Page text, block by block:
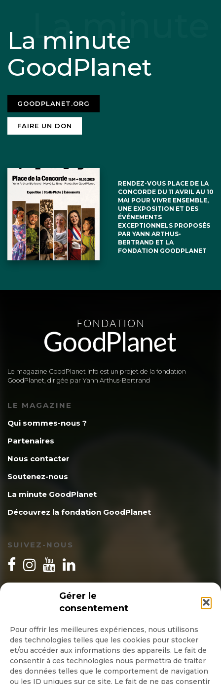
Gérer le
consentement
Pour offrir les meilleures expériences, nous utilisons
des technologies telles que les cookies pour stocker
et/ou accéder aux informations des appareils. Le fait de
consentir à ces technologies nous permettra de traiter
des données telles que le comportement de navigation
ou les ID uniques sur ce site. Le fait de ne pas consentir
La minute
GoodPlanet
GOODPLANET.ORG
FAIRE UN DON
RENDEZ-VOUS PLACE DE LA
CONCORDE DU 11 AVRIL AU 10
MAI POUR VIVRE ENSEMBLE,
UNE EXPOSITION ET DES
ÉVÉNEMENTS
EXCEPTIONNELS PROPOSÉS
PAR YANN ARTHUS-
BERTRAND ET LA
FONDATION GOODPLANET
Le magazine GoodPlanet Info est un projet de la fondation
GoodPlanet, dirigée par Yann Arthus-Bertrand
LE MAGAZINE
Qui sommes-nous ?
Partenaires
Nous contacter
Soutenez-nous
La minute GoodPlanet
Découvrez la fondation GoodPlanet
SUIVEZ-NOUS
INSCRIPTION NEWSLETTER
Quotidienne
Hebdo